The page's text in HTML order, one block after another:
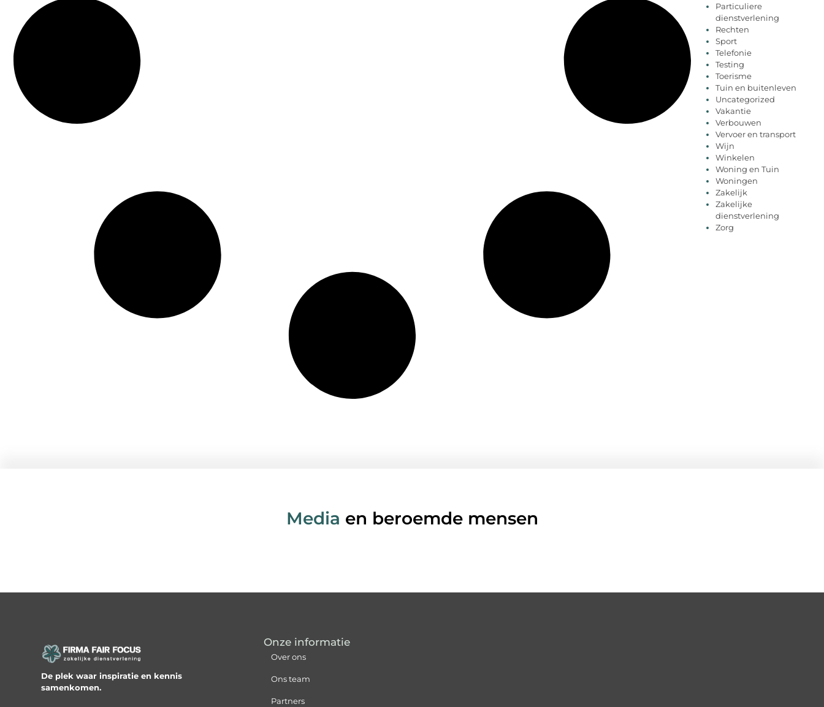
Particuliere
dienstverlening
Rechten
Sport
Telefonie
Testing
Toerisme
Tuin en buitenleven
Uncategorized
Vakantie
Verbouwen
Vervoer en transport
Wijn
Winkelen
Woning en Tuin
Woningen
Zakelijk
Zakelijke
dienstverlening
Zorg
Media en beroemde mensen
De plek waar inspiratie en kennis
samenkomen.
Onze informatie
Over ons
Ons team
Partners